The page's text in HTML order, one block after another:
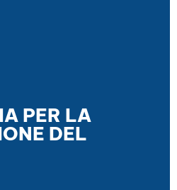
PER LA
DEL